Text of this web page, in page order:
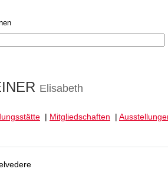
Elisabeth
| Mitgliedschaften |